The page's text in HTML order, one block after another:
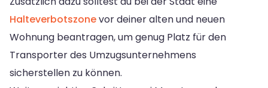
Halteverbotszonevor deiner alten und neuen
Wohnung beantragen, um genug Platz für den
Transporter des Umzugsunternehmens
sicherstellen zu können.